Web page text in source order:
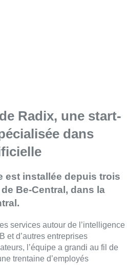
Radix, une start-
dans
est installée depuis trois
Be-Central, dans la
services autour de l’intelligence
et d’autres entreprises
l’équipe a grandi au fil de
trentaine d’employés